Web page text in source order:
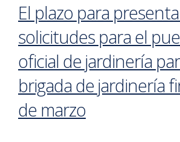
El plazo para
solicitudes para el
oficial de jardinería
brigada de jardinería
de marzo